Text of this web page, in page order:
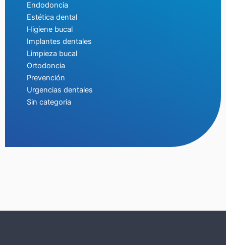
Endodoncia
Estética dental
Higiene bucal
Implantes dentales
Limpieza bucal
Ortodoncia
Prevención
Urgencias dentales
Sin categoria